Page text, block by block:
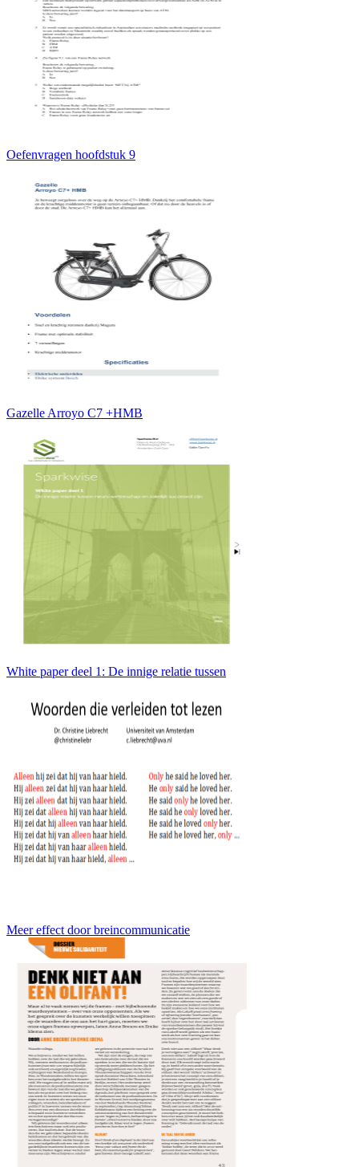
Oefenvragen hoofdstuk 9
Gazelle Arroyo C7 +HMB
White paper deel 1: De innige relatie tussen
Meer effect door breincommunicatie